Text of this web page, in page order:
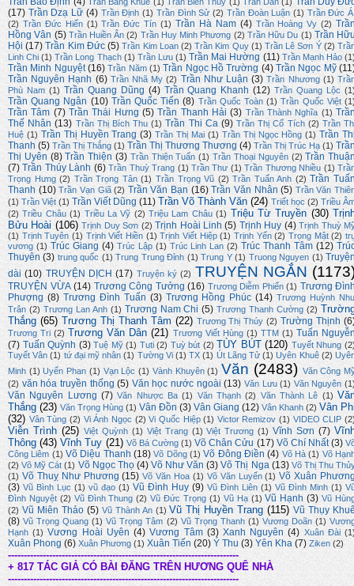
Trần Băng Khuê (1) Trần Biên Thùy (1) Trần Dần (1)
(17) Trần Dzạ Lữ (4) Trần Định (1) Trần Đình Sử (2) Trần Đoàn Luận (1) Trần Đức
(2) Trần Đức Hiển (1) Trần Đức Tín (1) Trần Hà Nam (4) Trần Hoàng Vy (2)
Hồng Vân (5) Trần Huiền Ân (2) Trần Huy Minh Phương (2) Trần Hữu Du (1) Trần
Hội (17) Trần Kim Đức (5) Trần Kim Loan (2) Trần Kim Quy (1) Trần Lê Sơn Ý (2)
Linh Chi (1) Trần Long Thạch (1) Trần Lưu (1) Trần Mai Hường (11) Trần Mạnh Hảo
Trần Minh Nguyệt (16) Trần Năm (1) Trần Ngọc Hồ Trường (4) Trần Ngọc Mỹ
Trần Nguyên Hạnh (6) Trần Nhã My (2) Trần Như Luận (3) Trần Nhương (1)
Phù Nam (1) Trần Quang Dũng (4) Trần Quang Khanh (12) Trần Quang Lộc
Trần Quang Ngân (10) Trần Quốc Tiến (8) Trần Quốc Toàn (1) Trần Quốc Việt
Trần Tâm (7) Trần Thái Hưng (5) Trần Thanh Hải (3) Trần Thành Nghĩa (1)
Thế Nhân (13) Trần Thị Bích Thu (1) Trần Thi Ca (9) Trần Thị Cổ Tích (2) Trần
Huệ (1) Trần Thị Huyền Trang (3) Trần Thị Mai (1) Trần Thị Ngọc Hồng (1) Trần
Thanh (5) Trần Thị Thắng (1) Trần Thị Thương Thương (4) Trần Thị Trúc Hạ (1)
Thị Uyên (8) Trần Thiện (3) Trần Thiện Tuấn (1) Trần Thoại Nguyên (2) Trần
(7) Trần Thúy Lành (6) Trần Thuỳ Trang (1) Trần Thư (1) Trần Thương Nhiều (1)
Trọng Hưng (2) Trần Trọng Tân (1) Trần Trọng Vũ (2) Trần Tuấn Anh (2) Trần
Thanh (10) Trần Vạn Giã (2) Trần Văn Bạn (16) Trần Văn Nhân (5) Trần Văn
(1) Trần Việt (1) Trần Viết Dũng (11) Trần Võ Thành Văn (24) Triết học (2) Triều
(2) Triều Châu (1) Triều La Vỹ (2) Triệu Lam Châu (1) Triệu Từ Truyền (30)
Bửu Hoài (106) Trịnh Duy Sơn (2) Trịnh Hoài Linh (5) Trịnh Huy (4) Trịnh Thuỳ
(1) Trịnh Tuyên (1) Trịnh Viết Hiền (1) Trịnh Viết Hiệp (1) Trịnh Yến (2) Trọng Mật (2)
vương (1) Trúc Giang (4) Trúc Lập (1) Trúc Linh Lan (2) Trúc Thanh Tâm (12)
Thuyên (3) trung quốc (1) Trung Trung Đỉnh (1) Trung Y (1) Truong Nguyen (1)
dài (10) TRUYỆN DỊCH (17) Truyện ký (2) TRUYỆN NGẮN
TRUYỆN VỪA (14) Trương Công Tưởng (16) Trương Diễm Phiến (1) Trương
Phượng (8) Trương Đình Tuấn (3) Trương Hồng Phúc (14) Trương Huỳnh
Trân (2) Trương Lan Anh (1) Trương Nam Chi (5) Trương Thanh Cường (2)
Thắng (65) Trương Thị Thanh Tâm (22) Trương Thị Thúy (2) Trường Thịnh
Trương Tri (2) Trương Văn Dân (21) Trương Viết Hùng (1) TTM (1) Tuấn
(7) Tuấn Quỳnh (3) Tuệ Mỹ (1) Tuti (2) Tuỳ bút (2) TÙY BÚT (120) Tuyết Nhung
Tuyết Vân (1) tứ đại mỹ nhân (1) Tường Vi (1) TX (1) Út Lãng Tử (1) Uyên Khuê (2)
Minh (1) Uyển Phan (1) Vạn Lộc (1) Vành Khuyên (1) Văn (2483) Văn Công
(2) văn hóa truyền thống (5) Văn học nước ngoài (13) Văn Lưu (1) Văn Nguyên
Văn Nguyên Lương (7) Văn Nhược Ba (1) Văn Thạnh (2) Văn Thành Lê (1)
Thắng (23) Văn Trọng Hùng (1) Vân Đồn (3) Vân Giang (12) Vân Khanh (2) Vân
(32) Vân Tùng (2) Vi Ánh Ngọc (2) Vi Quốc Hiệp (1) Victor Remizov (1) VIDEO CLIP
Viễn Trình (25) Việt Quỳnh (1) Việt Trang (1) Việt Trương (1) Vĩnh Sơn (7)
Thông (43) Vĩnh Tuy (21) Võ Bá Cường (1) Võ Chân Cửu (17) Võ Chí Nhất (3)
Công Liêm (1) Võ Diệu Thanh (18) Võ Dõng (1) Võ Đông Điền (4) Võ Hà (1) Võ
(2) Võ Mỹ Cát (1) Võ Ngọc Thọ (4) Võ Như Văn (3) Võ Thị Nga (13) Võ Thị Thu
(1) Võ Thuỵ Như Phương (15) Võ Văn Hoa (1) Võ Văn Luyến (1) Võ Xuân
(3) Vũ Bình Lục (1) vũ đạo (1) Vũ Đình Huy (9) Vũ Đình Liên (1) Vũ Đình Minh (1)
Đình Nguyệt (2) Vũ Đình Thung (2) Vũ Đức Trọng (1) Vũ Hạ (1) Vũ Hạnh (3) Vũ
(2) Vũ Miên Thảo (5) Vũ Thành An (1) Vũ Thị Huyền Trang (115) Vũ Thụy
(8) Vũ Trọng Quang (1) Vũ Trọng Tâm (2) Vũ Trọng Thanh (1) Vương Doãn (1)
Hạnh (1) Vương Hoài Uyên (4) Vương Tâm (3) Xanh Nguyên (4) Xuân Đài
Xuân Phong (6) Xuân Phương (1) Xuân Tiến (20) Ý Thu (3) Yên Kha (7) Ziken (2)
-------------------------------------------------------------------------
+ 817 TÁC GIẢ CÓ BÀI ĐĂNG TRÊN HƯƠNG QUÊ NHÀ
-------------------------------------------------------------------------